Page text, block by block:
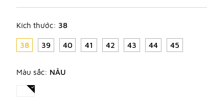
Kích thước: 38
38 39 40 41 42 43 44 45
Màu sắc: NÂU